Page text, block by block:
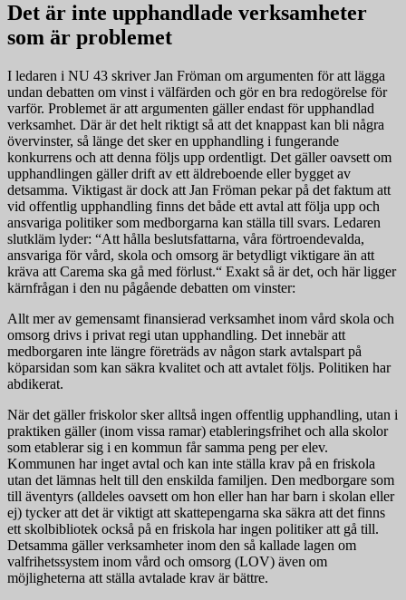
Det är inte upphandlade verksamheter
som är problemet
I ledaren i NU 43 skriver Jan Fröman om argumenten för att lägga
undan debatten om vinst i välfärden och gör en bra redogörelse för
varför. Problemet är att argumenten gäller endast för upphandlad
verksamhet. Där är det helt riktigt så att det knappast kan bli några
övervinster, så länge det sker en upphandling i fungerande
konkurrens och att denna följs upp ordentligt. Det gäller oavsett om
upphandlingen gäller drift av ett äldreboende eller bygget av
detsamma. Viktigast är dock att Jan Fröman pekar på det faktum att
vid offentlig upphandling finns det både ett avtal att följa upp och
ansvariga politiker som medborgarna kan ställa till svars. Ledaren
slutkläm lyder: “Att hålla beslutsfattarna, våra förtroendevalda,
ansvariga för vård, skola och omsorg är betydligt viktigare än att
kräva att Carema ska gå med förlust.“ Exakt så är det, och här ligger
kärnfrågan i den nu pågående debatten om vinster:
Allt mer av gemensamt finansierad verksamhet inom vård skola och
omsorg drivs i privat regi utan upphandling. Det innebär att
medborgaren inte längre företräds av någon stark avtalspart på
köparsidan som kan säkra kvalitet och att avtalet följs. Politiken har
abdikerat.
När det gäller friskolor sker alltså ingen offentlig upphandling, utan i
praktiken gäller (inom vissa ramar) etableringsfrihet och alla skolor
som etablerar sig i en kommun får samma peng per elev.
Kommunen har inget avtal och kan inte ställa krav på en friskola
utan det lämnas helt till den enskilda familjen. Den medborgare som
till äventyrs (alldeles oavsett om hon eller han har barn i skolan eller
ej) tycker att det är viktigt att skattepengarna ska säkra att det finns
ett skolbibliotek också på en friskola har ingen politiker att gå till.
Detsamma gäller verksamheter inom den så kallade lagen om
valfrihetssystem inom vård och omsorg (LOV) även om
möjligheterna att ställa avtalade krav är bättre.